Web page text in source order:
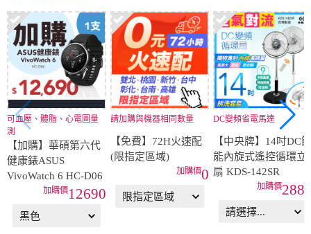
可血壓、體脂、心電圖量
測
【加購】華碩第六代
健康錶ASUS
VivoWatch 6 HC-D06
12690
請加購與機器相同數量
【免費】72H火速配
(限指定區域)
0
DC變頻省電馬達
【中央牌】14吋DC
能內旋式遙控循環立
扇 KDS-142SR